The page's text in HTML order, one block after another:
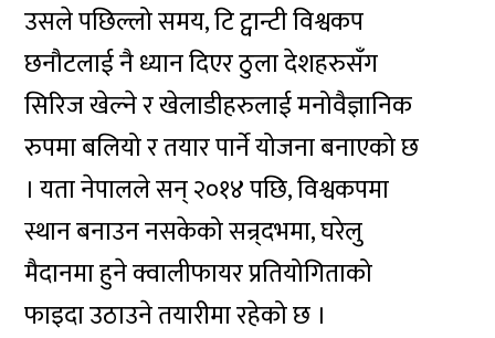
उसले पछिल्लो समय, टि ट्वान्टी विश्वकप
छनौटलाई नै ध्यान दिएर ठुला देशहरुसँग
सिरिज खेल्ने र खेलाडीहरुलाई मनोवैज्ञानिक
रुपमा बलियो र तयार पार्ने योजना बनाएको छ
। यता नेपालले सन् २०१४ पछि, विश्वकपमा
स्थान बनाउन नसकेको सन्र्दभमा, घरेलु
मैदानमा हुने क्वालीफायर प्रतियोगिताको
फाइदा उठाउने तयारीमा रहेको छ ।